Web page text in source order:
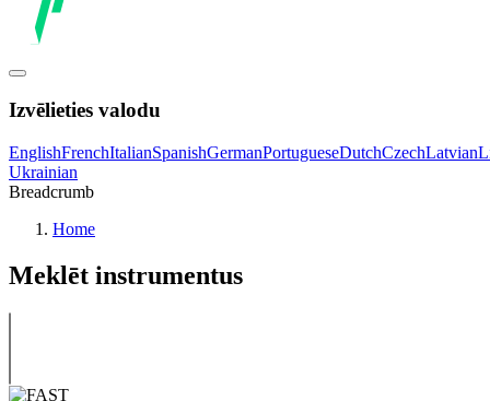
Izvēlieties valodu
EnglishFrenchItalianSpanishGermanPortugueseDutchCzechLatvian
Ukrainian
Breadcrumb
Home
Meklēt instrumentus